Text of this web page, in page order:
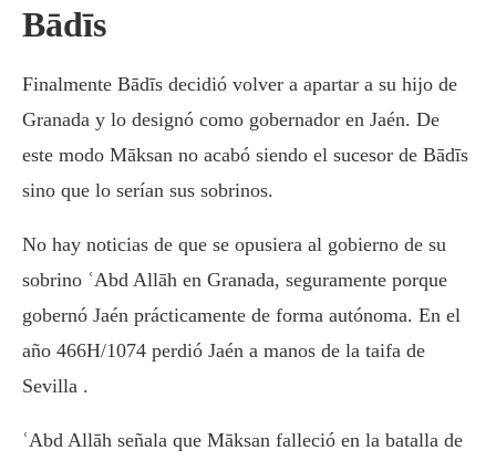
Bādīs
Finalmente Bādīs decidió volver a apartar a su hijo de
Granada y lo designó como gobernador en Jaén. De
este modo Māksan no acabó siendo el sucesor de Bādīs
sino que lo serían sus sobrinos.
No hay noticias de que se opusiera al gobierno de su
sobrino ʿAbd Allāh en Granada, seguramente porque
gobernó Jaén prácticamente de forma autónoma. En el
año 466H/1074 perdió Jaén a manos de la taifa de
Sevilla .
ʿAbd Allāh señala que Māksan falleció en la batalla de